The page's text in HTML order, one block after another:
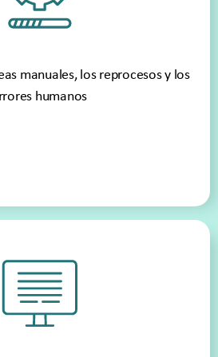
manuales, los reprocesos y los
humanos